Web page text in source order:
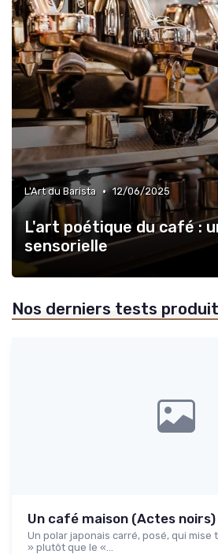
L'Art du Barista • 12/06/2025
L'art poétique du café :
sensorielle
Nos derniers tests
Un café maison (Actes noirs)
Un polar japonais carré, posé, qui
» plutôt que le «...